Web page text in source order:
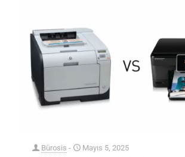
Bürosis - Mayıs 5, 2025